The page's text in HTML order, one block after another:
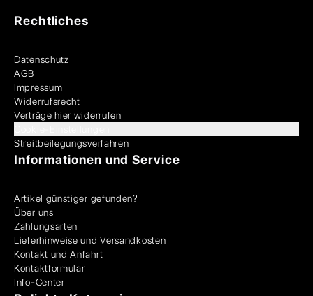
Rechtliches
Datenschutz
AGB
Impressum
Widerrufsrecht
Verträge hier widerrufen
Streitbeilegungsverfahren
Informationen und Service
Artikel günstiger gefunden?
Über uns
Zahlungsarten
Lieferhinweise und Versandkosten
Kontakt und Anfahrt
Kontaktformular
Info-Center